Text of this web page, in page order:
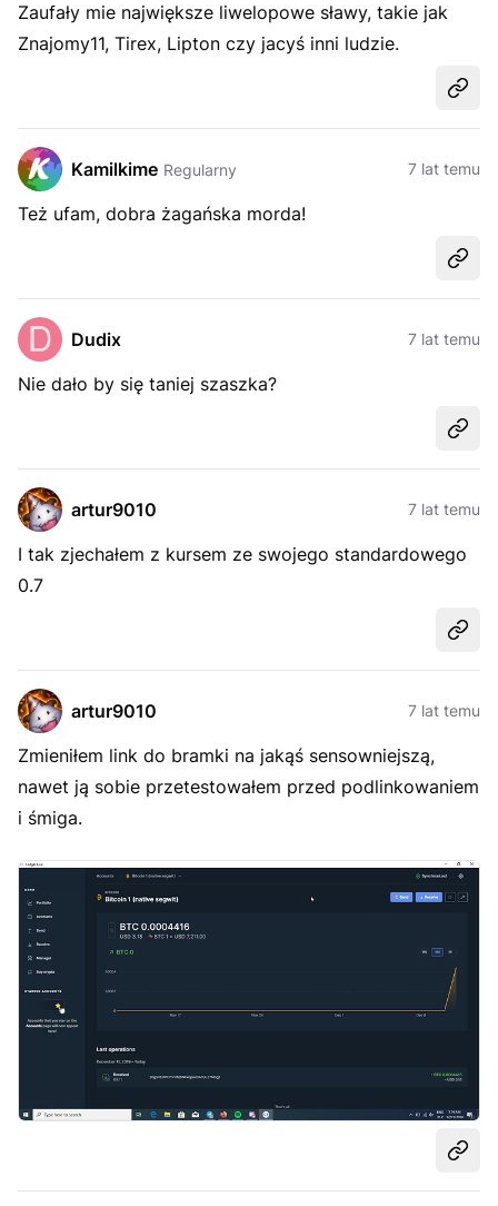
Zaufały mie największe liwelopowe sławy, takie jak
Znajomy11, Tirex, Lipton czy jacyś inni ludzie.
Kamilkime Regularny 7 lat temu
Też ufam, dobra żagańska morda!
Dudix 7 lat temu
Nie dało by się taniej szaszka?
artur9010 7 lat temu
I tak zjechałem z kursem ze swojego standardowego
0.7
artur9010 7 lat temu
Zmieniłem link do bramki na jakąś sensowniejszą,
nawet ją sobie przetestowałem przed podlinkowaniem
i śmiga.